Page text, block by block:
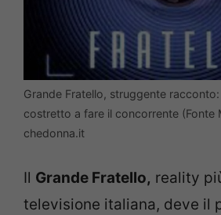
Grande Fratello, struggente
costretto a fare il concorrente (Fonte
chedonna.it
Il Grande Fratello, reality
televisione italiana, deve il